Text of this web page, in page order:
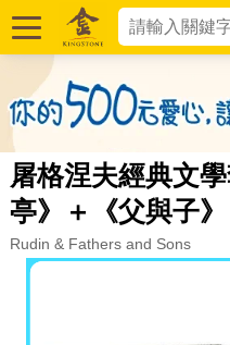
屠格涅夫經典文
亭》＋《父與子》
Rudin & Fathers and Sons